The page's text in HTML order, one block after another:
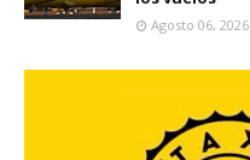
Agosto 06, 2026